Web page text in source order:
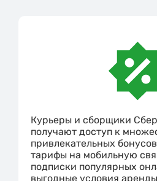
Курьеры и сборщики
получают доступ к
привлекательных
тарифы на мобильную
подписки популярных
выгодные условия